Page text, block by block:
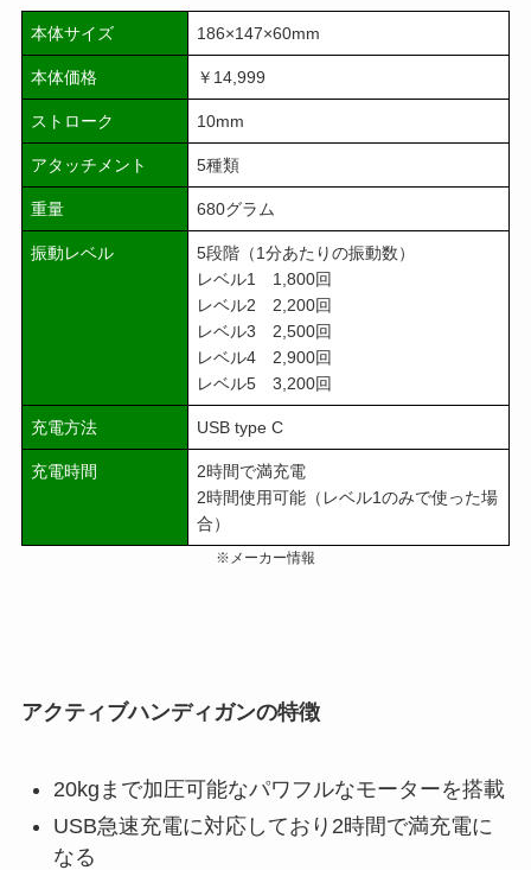
本体サイズ 186×147×60mm
本体価格 ￥14,999
ストローク 10mm
アタッチメント 5種類
重量 680グラム
振動レベル
5段階（1分あたりの振動数）
レベル1 1,800回
レベル2 2,200回
レベル3 2,500回
レベル4 2,900回
レベル5 3,200回
充電方法 USB type C
充電時間
2時間で満充電
2時間使用可能（レベル1のみで使った場
合）
※メーカー情報
アクティブハンディガンの特徴
20kgまで加圧可能なパワフルなモーターを搭載
USB急速充電に対応しており2時間で満充電に
なる